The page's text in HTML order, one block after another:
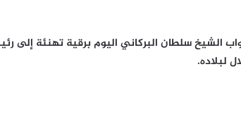
الشيخ سلطان البركاني اليوم برقية تهنئة إلى
لبلاده.